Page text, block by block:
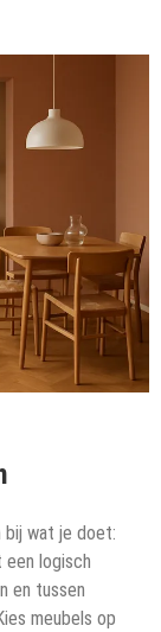
bij wat je doet:
logisch
en tussen
meubels op